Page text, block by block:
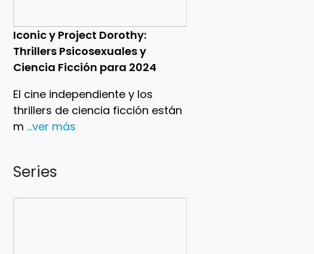
Iconic y Project Dorothy:
Thrillers Psicosexuales y
Ciencia Ficción para 2024
El cine independiente y los
thrillers de ciencia ficción están
m ...ver más
Series